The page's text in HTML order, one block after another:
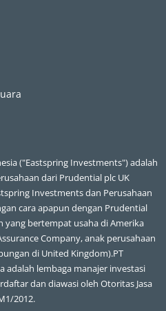
("Eastspring Investments") adalah
dari Prudential plc UK
Investments dan Perusahaan
cara apapun dengan Prudential
yang bertempat usaha di Amerika
Company, anak perusahaan
di United Kingdom).PT
adalah lembaga manajer investasi
dan diawasi oleh Otoritas Jasa
2012.